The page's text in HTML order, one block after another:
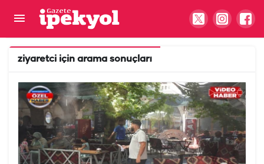
ziyaretci için arama sonuçları